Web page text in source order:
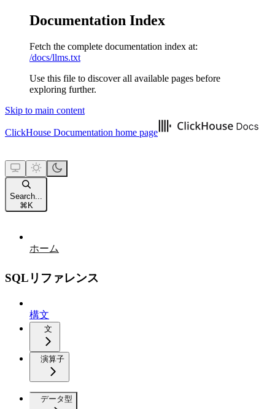
Documentation Index
Fetch the complete documentation index at:
/docs/llms.txt
Use this file to discover all available pages before
exploring further.
Skip to main content
ClickHouse Documentation home page
Search...
⌘ K
ホーム
SQLリファレンス
構文
文
演算子
データ型